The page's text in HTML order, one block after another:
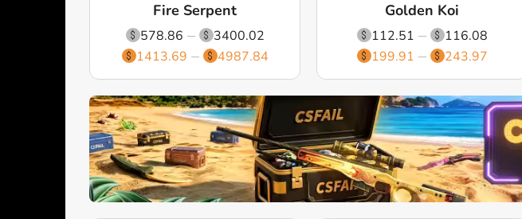
Fire Serpent
578.86
3400.02
1413.69
4987.84
Golden Koi
112.51
116.08
199.91
243.97